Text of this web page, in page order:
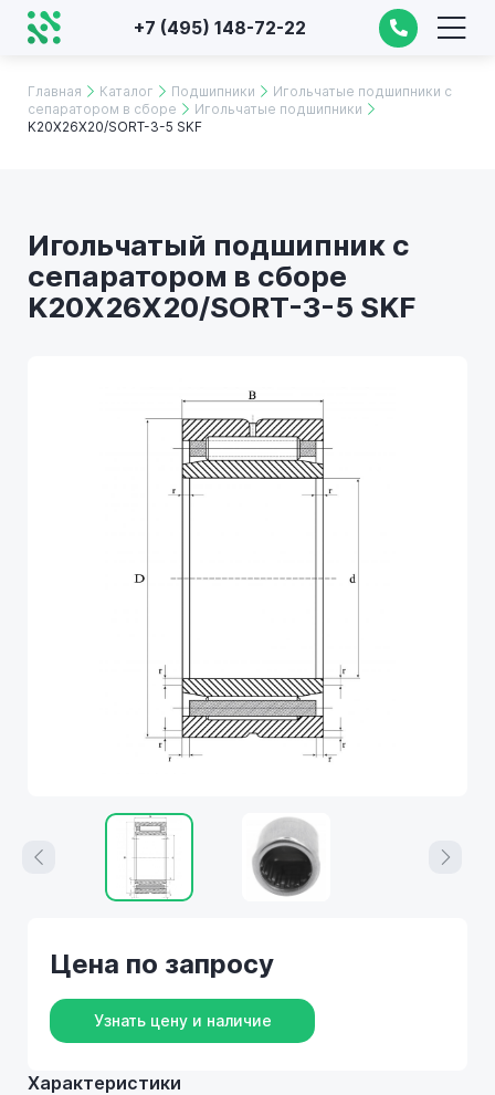
+7 (495) 148-72-22
Главная Каталог Подшипники
Игольчатые подшипники с
сепаратором в сборе
Игольчатые подшипники
K20X26X20/SORT-3-5 SKF
Игольчатый подшипник с
сепаратором в сборе
K20X26X20/SORT-3-5 SKF
Характеристики
Цена по запросу
Узнать цену и наличие